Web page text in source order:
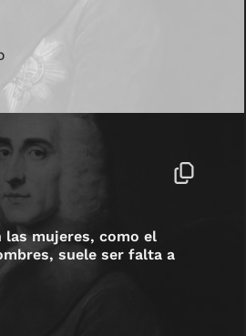
las mujeres, como el
suele ser falta a